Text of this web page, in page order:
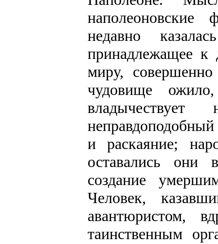
недавно
принадлежащее к
миру,
чудовище
неправдоподобный
и раскаяние;
оставались они
создание
Человек,
авантюристом,
таинственным